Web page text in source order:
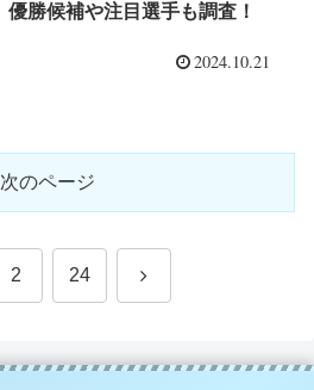
優勝候補や注目選手も調査！
2024.10.21
次のページ
2 24 次